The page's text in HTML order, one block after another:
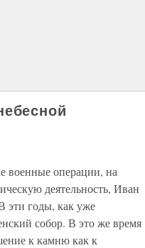
военные операции, на
деятельность, Иван
эти годы, как уже
собор. В это же время
к камню как к